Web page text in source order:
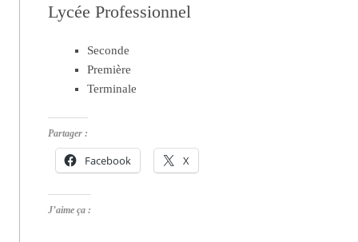
Lycée Professionnel
Seconde
Première
Terminale
Partager :
Facebook X
J’aime ça :